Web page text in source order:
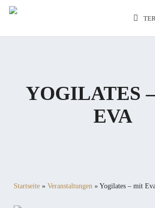
Skip
YOGILATES
EVA
Startseite» Veranstaltungen» Yogilates – mit